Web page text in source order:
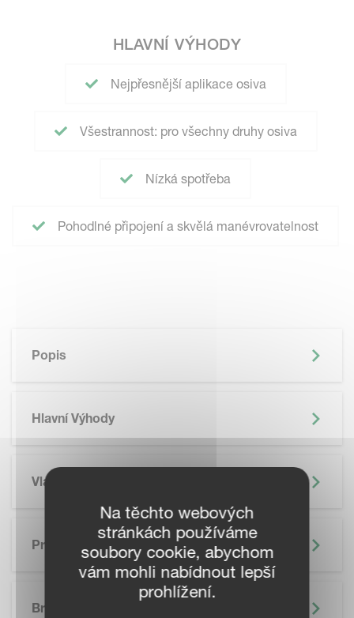
HLAVNÍ VÝHODY
Nejpřesnější aplikace osiva
Všestrannost: pro všechny druhy osiva
Nízká spotřeba
Pohodlné připojení a skvělá manévrovatelnost
Popis
Hlavní Výhody
Vlastnosti
Precizní Zemědělství
Brožura
Na těchto webových
stránkách používáme
soubory cookie, abychom
vám mohli nabídnout lepší
prohlížení.